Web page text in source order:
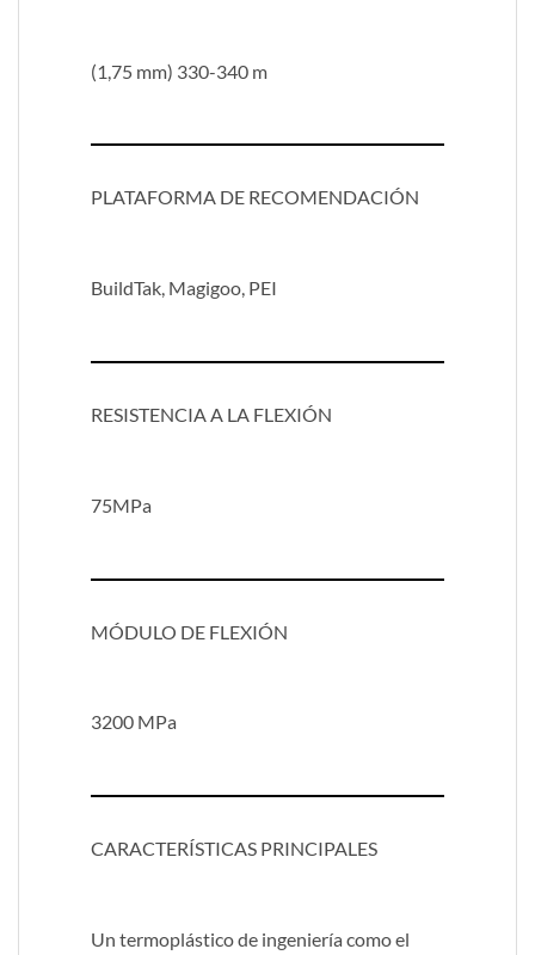
(1,75 mm) 330-340 m
PLATAFORMA DE RECOMENDACIÓN
BuildTak, Magigoo, PEI
RESISTENCIA A LA FLEXIÓN
75MPa
MÓDULO DE FLEXIÓN
3200 MPa
CARACTERÍSTICAS PRINCIPALES
Un termoplástico de ingeniería como el